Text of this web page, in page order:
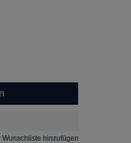
Wunschliste hinzufügen